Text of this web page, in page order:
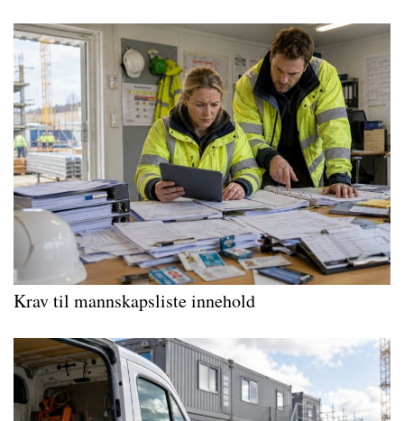
Krav til mannskapsliste innehold